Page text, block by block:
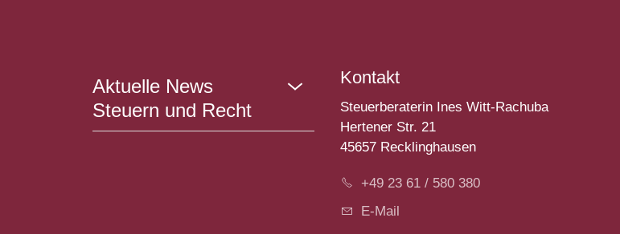
Aktuelle News
Steuern und Recht
Kontakt
Steuerberaterin Ines Witt-Rachuba
Hertener Str. 21
45657 Recklinghausen
+49 23 61 / 580 380
E-Mail